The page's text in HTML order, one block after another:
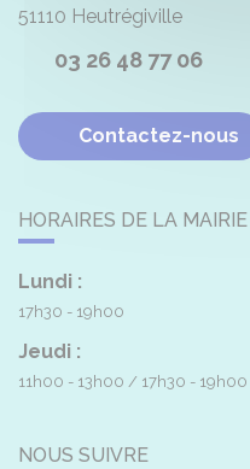
51110 Heutrégiville
03 26 48 77 06
Contactez-nous
HORAIRES DE LA MAIRIE
Lundi :
17h30 - 19h00
Jeudi :
11h00 - 13h00 17h30 - 19h00
NOUS SUIVRE